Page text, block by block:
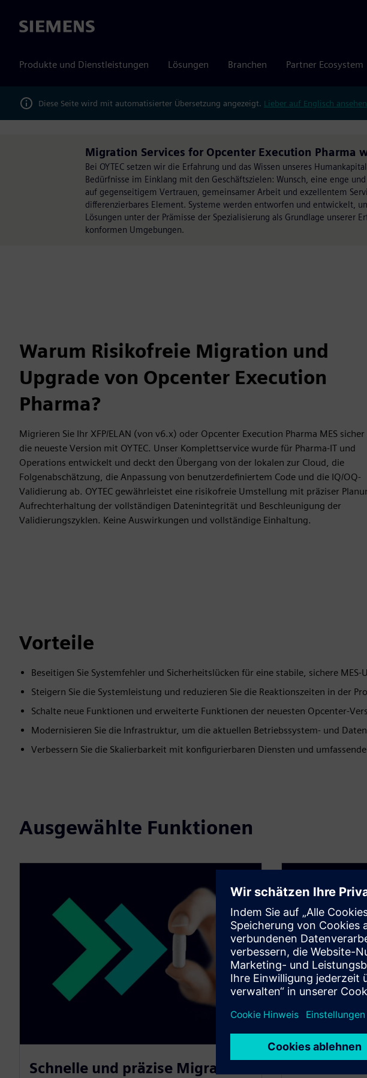
Siemens
Produkte und Dienstleistungen Lösungen Branchen Partner Ecosystem
Diese Seite wird mit automatisierter Übersetzung angezeigt. Lieber auf Englisch
Migration Services for Opcenter Execution Pharma
Bei OYTEC setzen wir die Erfahrung und das Wissen unseres
Bedürfnisse im Einklang mit den Geschäftszielen: Wunsch, eine enge
auf gegenseitigem Vertrauen, gemeinsamer Arbeit und exzellentem
differenzierbares Element. Systeme werden entworfen und entwickelt,
Lösungen unter der Prämisse der Spezialisierung als Grundlage unserer
konformen Umgebungen.
Warum Risikofreie Migration und
Upgrade von Opcenter Execution
Pharma?
Migrieren Sie Ihr XFP/ELAN (von v6.x) oder Opcenter Execution Pharma MES sicher
die neueste Version mit OYTEC. Unser Komplettservice wurde für Pharma-IT und
Operations entwickelt und deckt den Übergang von der lokalen zur Cloud, die
Folgenabschätzung, die Anpassung von benutzerdefiniertem Code und die IQ/OQ-
Validierung ab. OYTEC gewährleistet eine risikofreie Umstellung mit präziser
Aufrechterhaltung der vollständigen Datenintegrität und Beschleunigung der
Validierungszyklen. Keine Auswirkungen und vollständige Einhaltung.
Vorteile
Beseitigen Sie Systemfehler und Sicherheitslücken für eine stabile, sichere MES-
Steigern Sie die Systemleistung und reduzieren Sie die Reaktionszeiten in der
Schalte neue Funktionen und erweiterte Funktionen der neuesten Opcenter-
Modernisieren Sie die Infrastruktur, um die aktuellen Betriebssystem- und
Verbessern Sie die Skalierbarkeit mit konfigurierbaren Diensten und
Ausgewählte Funktionen
Schnelle und präzise Migration